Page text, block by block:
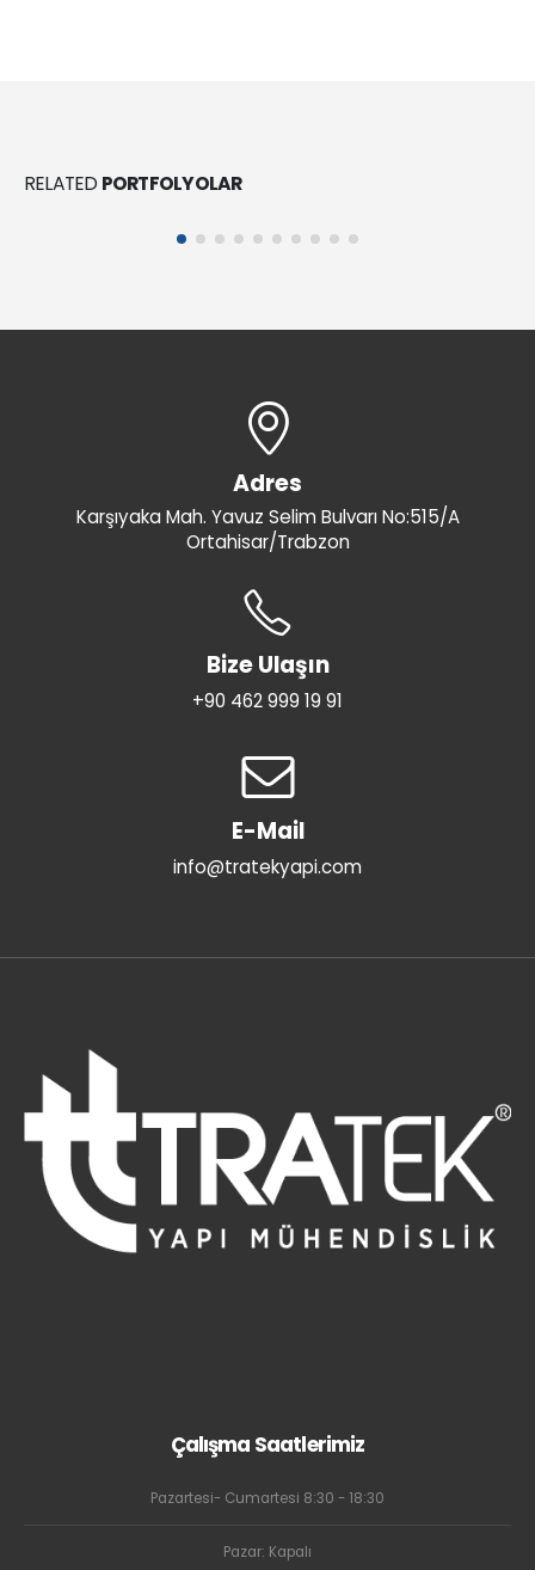
RELATED PORTFOLYOLAR
Sikaflex®-111 Stick & Seal
Adres
Karşıyaka Mah. Yavuz Selim Bulvarı No:515/A
Ortahisar/Trabzon
Bize Ulaşın
+90 462 999 19 91
E-Mail
info@tratekyapi.com
Çalışma Saatlerimiz
Pazartesi- Cumartesi 8:30 - 18:30
Pazar: Kapalı